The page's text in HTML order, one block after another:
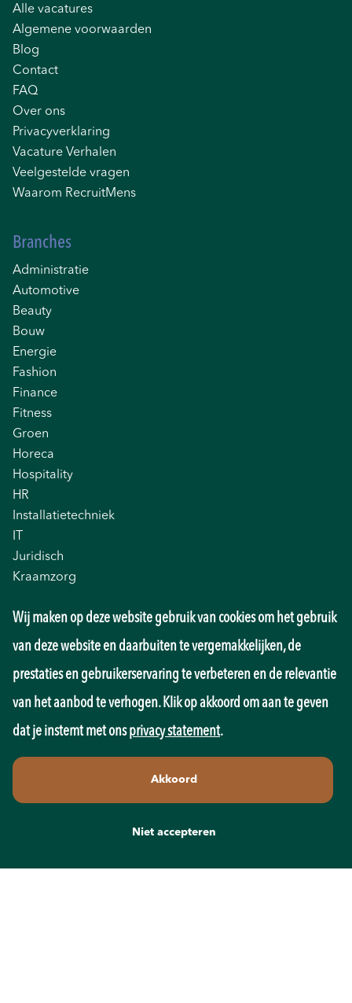
Alle vacatures
Algemene voorwaarden
Blog
Contact
FAQ
Over ons
Privacyverklaring
Vacature Verhalen
Veelgestelde vragen
Waarom RecruitMens
Branches
Administratie
Automotive
Beauty
Bouw
Energie
Fashion
Finance
Fitness
Groen
Horeca
Hospitality
HR
Installatietechniek
Juridisch
Kraamzorg
Management
Marketing
Overheid
Pedagogiek
Productie
Retail
Sales
Transport
Contact
Wij maken op deze website gebruik van cookies om het gebruik
van deze website en daarbuiten te vergemakkelijken, de
prestaties en gebruikerservaring te verbeteren en de relevantie
van het aanbod te verhogen. Klik op akkoord om aan te geven
dat je instemt met onsprivacy statement.
Akkoord
Niet accepteren